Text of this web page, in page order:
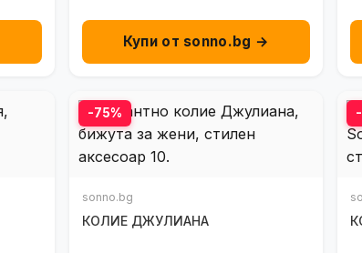
Купи от sonno.bg →
-75%
sonno.bg
КОЛИЕ ДЖУЛИАНА